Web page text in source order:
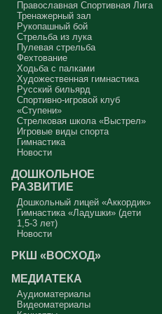
Православная Спортивная Лига
Тренажерный зал
Рукопашный бой
Стрельба из лука
Пулевая стрельба
Фехтование
Ходьба с палками
Художественная гимнастика
Русский бильярд
Спортивно-игровой клуб
«Ступени»
Стрелковая школа «Выстрел»
Игровые виды спорта
Гимнастика
Новости
ДОШКОЛЬНОЕ
РАЗВИТИЕ
Дошкольный лицей «Аккордик»
Гимнастика «Ладушки» (дети
1,5-3 лет)
Новости
РКШ «ВОСХОД»
МЕДИАТЕКА
Аудиоматериалы
Видеоматериалы